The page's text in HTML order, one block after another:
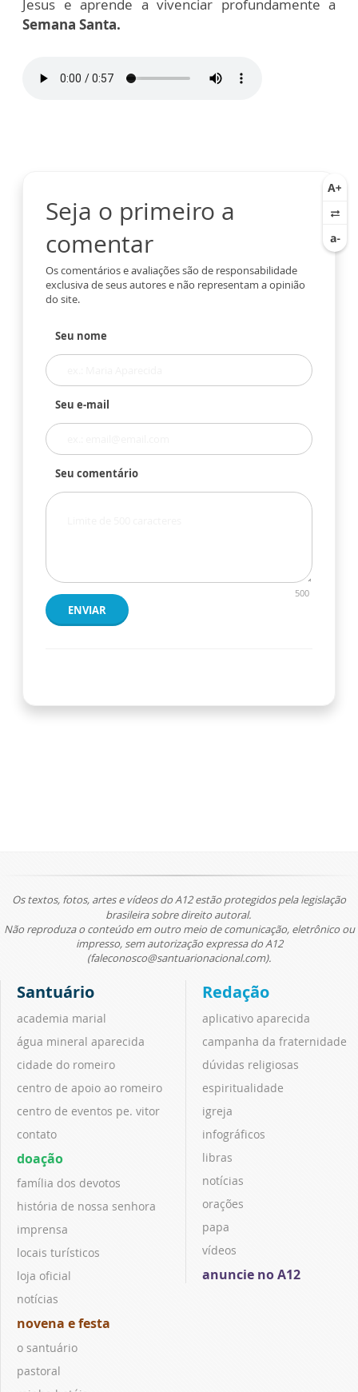
Jesus e aprende a vivenciar profundamente a
Semana Santa.
Seja o primeiro a
comentar
Os comentários e avaliações são de responsabilidade
exclusiva de seus autores e não representam a opinião
do site.
Seu nome
Seu e-mail
Seu comentário
500
ENVIAR
Os textos, fotos, artes e vídeos do A12 estão protegidos pela legislação
brasileira sobre direito autoral.
Não reproduza o conteúdo em outro meio de comunicação, eletrônico ou
impresso, sem autorização expressa do A12
(faleconosco@santuarionacional.com).
Santuário
academia marial
água mineral aparecida
cidade do romeiro
centro de apoio ao romeiro
centro de eventos pe. vitor
contato
doação
família dos devotos
história de nossa senhora
imprensa
locais turísticos
loja oficial
notícias
novena e festa
o santuário
pastoral
Redação
aplicativo aparecida
campanha da fraternidade
dúvidas religiosas
espiritualidade
igreja
infográficos
libras
notícias
orações
papa
vídeos
anuncie no A12